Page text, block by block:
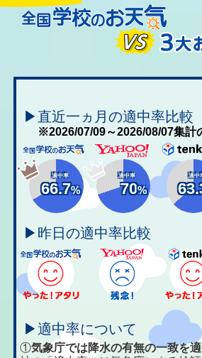
▶直近一ヵ月の適中率比較
※2026/07/09～2026/08/07集計
適中率
66.7%
適中率
70%
適中
▶昨日の適中率比較
▶適中率について
①気象庁では降水の有無の一致を